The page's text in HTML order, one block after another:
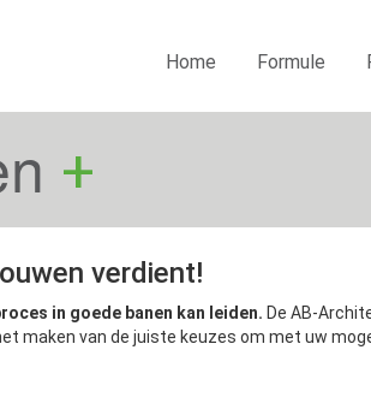
Home Formule
+
verdient!
in goede banen kan leiden. De AB-
maken van de juiste keuzes om met uw